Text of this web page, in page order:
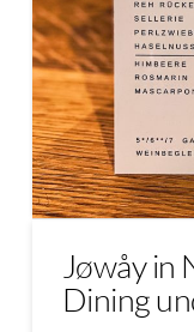
Jøwåy in
Dining